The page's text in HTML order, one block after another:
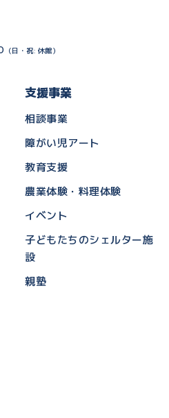
（日・祝: 休館）
支援事業
相談事業
障がい児アート
教育支援
農業体験・料理体験
イベント
子どもたちのシェルター施
設
親塾